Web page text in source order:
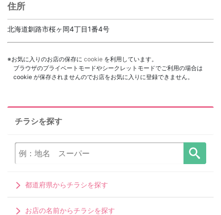
住所
北海道釧路市桜ヶ岡4丁目1番4号
※お気に入りのお店の保存に cookie を利用しています。
ブラウザのプライベートモードやシークレットモードでご利用の場合は
cookie が保存されませんのでお店をお気に入りに登録できません。
チラシを探す
都道府県からチラシを探す
お店の名前からチラシを探す